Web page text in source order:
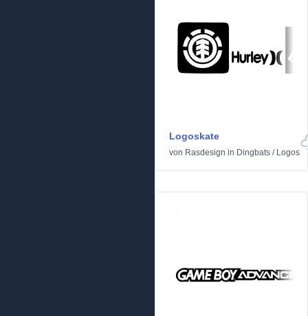
Logoskate
von Rasdesign in Dingbats / Logos